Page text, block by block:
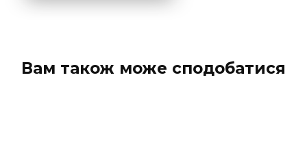
Вам також може сподобатися